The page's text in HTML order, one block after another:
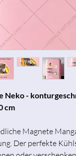
Neko -
cm
Magnete
Der perfekte